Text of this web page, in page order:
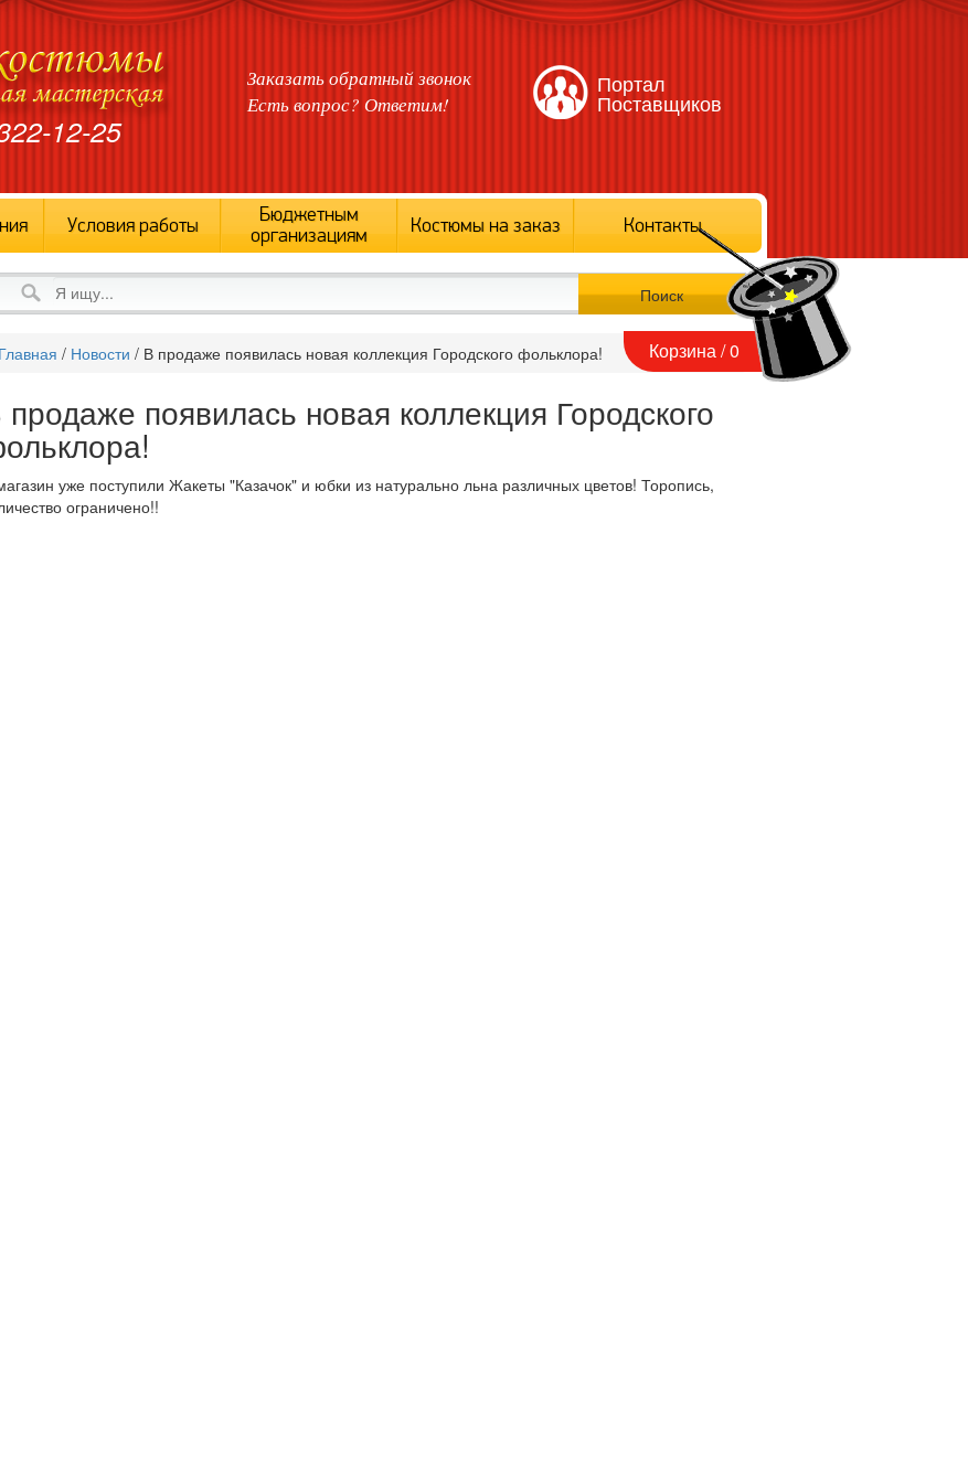
Корзина /0
12-25
Заказать обратный звонок
Есть вопрос? Ответим!
Портал
Поставщиков
Условия работы
Бюджетным
организациям
Костюмы на заказ Контакты
Главная / Новости / В продаже появилась новая коллекция Городского фольклора!
продаже появилась новая коллекция Городского
уже поступили Жакеты "Казачок" и юбки из натурально льна различных цветов! Торопись,
ограничено!!